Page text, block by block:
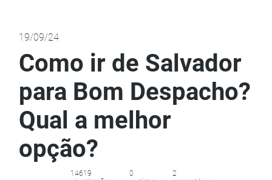
14619
0
2
Como ir de Salvador
para Bom Despacho?
Qual a melhor
opção?
19/09/24